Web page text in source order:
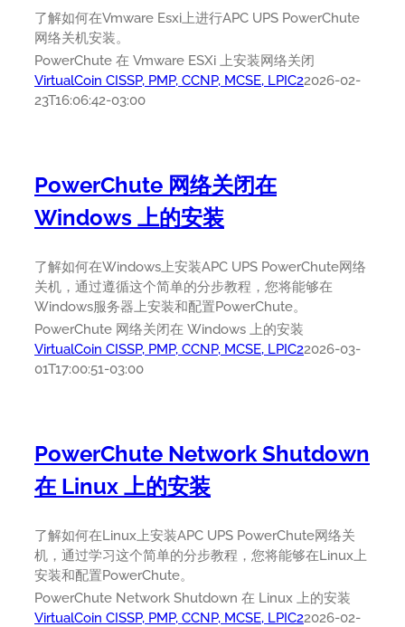
了解如何在Vmware Esxi上进行APC UPS PowerChute
网络关机安装。
PowerChute 在 Vmware ESXi 上安装网络关闭
VirtualCoin CISSP, PMP, CCNP, MCSE, LPIC22026-02-
23T16:06:42-03:00
PowerChute 网络关闭在
Windows 上的安装
了解如何在Windows上安装APC UPS PowerChute网络
关机，通过遵循这个简单的分步教程，您将能够在
Windows服务器上安装和配置PowerChute。
PowerChute 网络关闭在 Windows 上的安装
VirtualCoin CISSP, PMP, CCNP, MCSE, LPIC22026-03-
01T17:00:51-03:00
PowerChute Network Shutdown
在 Linux 上的安装
了解如何在Linux上安装APC UPS PowerChute网络关
机，通过学习这个简单的分步教程，您将能够在Linux上
安装和配置PowerChute。
PowerChute Network Shutdown 在 Linux 上的安装
VirtualCoin CISSP, PMP, CCNP, MCSE, LPIC22026-02-